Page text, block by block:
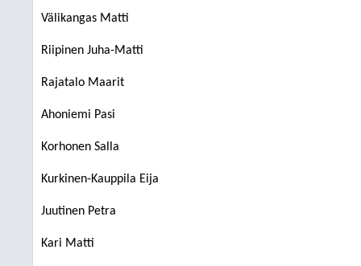
Välikangas Matti
Riipinen Juha-Matti
Rajatalo Maarit
Ahoniemi Pasi
Korhonen Salla
Kurkinen-Kauppila Eija
Juutinen Petra
Kari Matti